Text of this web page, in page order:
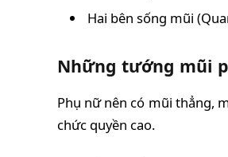
Hai bên sống mũi
Những tướng mũi
Phụ nữ nên có mũi thẳng,
chức quyền cao.